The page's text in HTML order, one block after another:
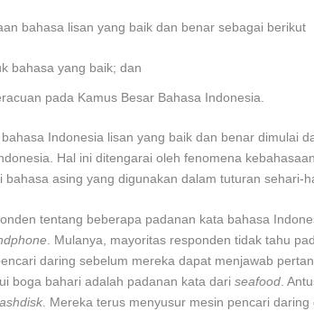
bahasa lisan yang baik dan benar sebagai berikut
bahasa yang baik; dan
pada Kamus Besar Bahasa Indonesia.
Indonesia lisan yang baik dan benar dimulai
Hal ini ditengarai oleh fenomena
asing yang digunakan dalam tuturan sehari-
tentang beberapa padanan kata bahasa
. Mulanya, mayoritas responden tidak tahu
daring sebelum mereka dapat menjawab
boga bahari adalah padanan kata dari seafood.
. Mereka terus menyusur mesin pencari